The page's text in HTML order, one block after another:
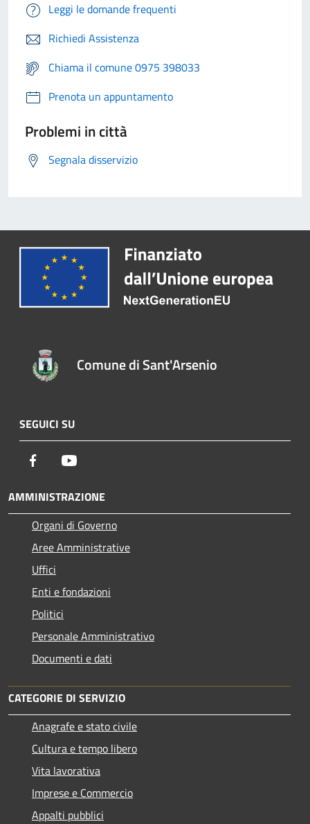
Leggi le domande frequenti
Richiedi Assistenza
Chiama il comune 0975 398033
Prenota un appuntamento
Problemi in città
Segnala disservizio
Comune di Sant'Arsenio
SEGUICI SU
Facebook
AMMINISTRAZIONE
Organi di Governo
Aree Amministrative
Uffici
Enti e fondazioni
Politici
Personale Amministrativo
Documenti e dati
CATEGORIE DI SERVIZIO
Anagrafe e stato civile
Cultura e tempo libero
Vita lavorativa
Imprese e Commercio
Appalti pubblici